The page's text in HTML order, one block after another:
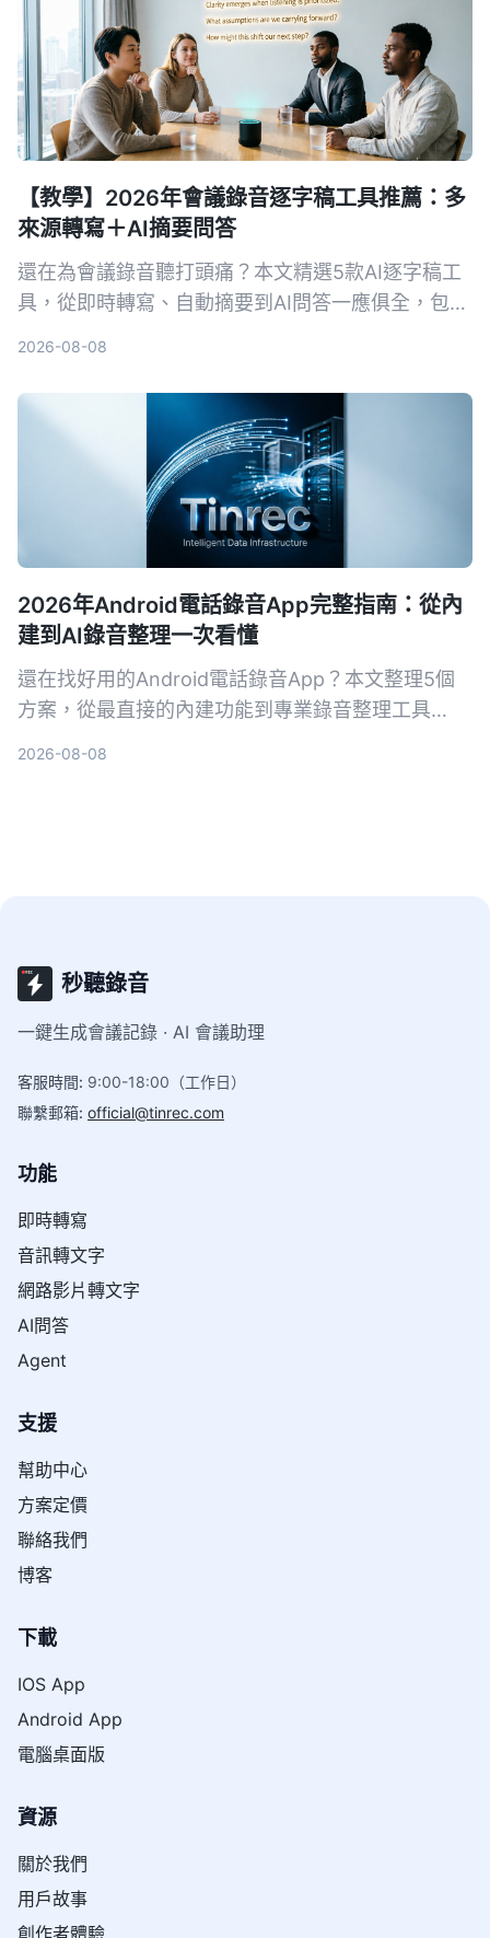
【教學】2026年會議錄音逐字稿工具推薦：多
來源轉寫＋AI摘要問答
還在為會議錄音聽打頭痛？本文精選5款AI逐字稿工
具，從即時轉寫、自動摘要到AI問答一應俱全，包含
2026-08-08
2026年Android電話錄音App完整指南：從內
建到AI錄音整理一次看懂
還在找好用的Android電話錄音App？本文整理5個
方案，從最直接的內建功能到專業錄音整理工具
2026-08-08
秒聽錄音
一鍵生成會議記錄 · AI 會議助理
客服時間: 9:00-18:00（工作日）
聯繫郵箱: official@tinrec.com
功能
即時轉寫
音訊轉文字
網路影片轉文字
AI問答
Agent
支援
幫助中心
方案定價
聯絡我們
博客
下載
IOS App
Android App
電腦桌面版
資源
關於我們
用戶故事